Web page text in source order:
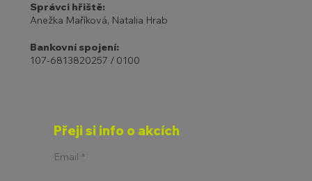
Správci hřiště:
Anežka Maříková, Natalia Hrab
Bankovní spojení:
107-6813820257 / 0100
Přeji si info o akcích
Email *